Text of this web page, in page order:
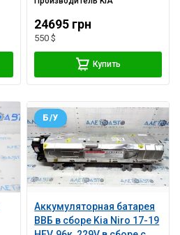
24695 грн
550 $
Купить
Аккумуляторная батарея
ВВБ в сборе Kia Niro 17-19
Б/У